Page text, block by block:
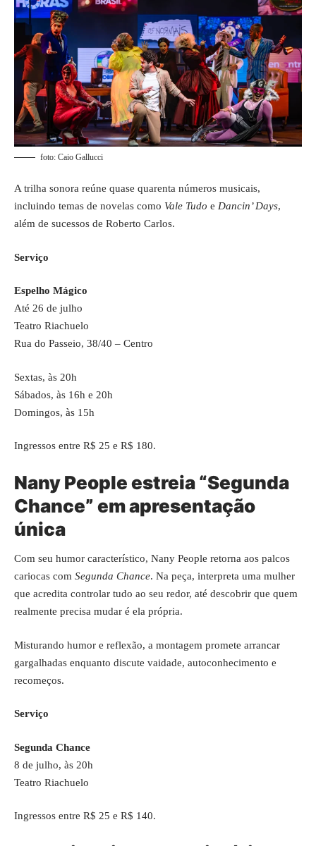
foto: Caio Gallucci
A trilha sonora reúne quase quarenta números musicais,
incluindo temas de novelas como Vale Tudo e Dancin’ Days,
além de sucessos de Roberto Carlos.
Serviço
Espelho Mágico
Até 26 de julho
Teatro Riachuelo
Rua do Passeio, 38/40 – Centro
Sextas, às 20h
Sábados, às 16h e 20h
Domingos, às 15h
Ingressos entre R$ 25 e R$ 180.
Nany People estreia “Segunda
Chance” em apresentação
única
Com seu humor característico, Nany People retorna aos palcos
cariocas com Segunda Chance. Na peça, interpreta uma mulher
que acredita controlar tudo ao seu redor, até descobrir que quem
realmente precisa mudar é ela própria.
Misturando humor e reflexão, a montagem promete arrancar
gargalhadas enquanto discute vaidade, autoconhecimento e
recomeços.
Serviço
Segunda Chance
8 de julho, às 20h
Teatro Riachuelo
Ingressos entre R$ 25 e R$ 140.